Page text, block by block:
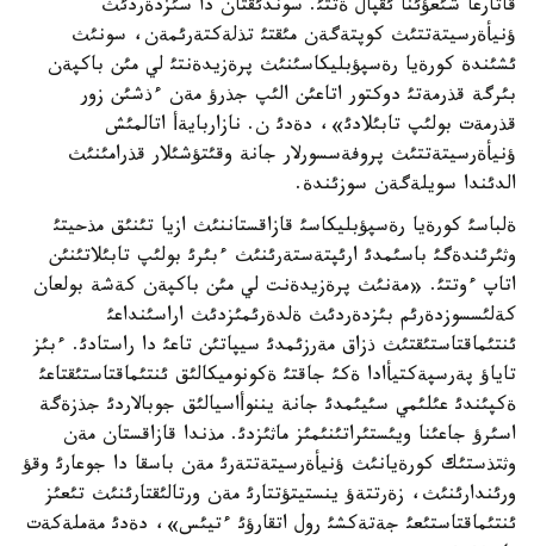
قاتارعا شئعؤئنا ئقپال ةتتئ. سوندئقتان دا سئزدةردئث
ؤنيأةرسيتةتتئث كوپتةگةن مئقتئ تذلةكتةرئمةن، سونئث
ئشئندة كورةيا رةسپؤبليكاسئنئث پرةزيدةنتئ لي مئن باكپةن
بئرگة قذرمةتئ دوكتور اتاعئن الئپ جذرؤ مةن ءذشئن زور
قذرمةت بولئپ تابئلادئ»، دةدئ ن. نازاربايةأ اتالمئش
ؤنيأةرسيتةتتئث پروفةسسورلار جانة وقئتؤشئلار قذرامئنئث
الدئندا سويلةگةن سوزئندة.
ةلباسئ كورةيا رةسپؤبليكاسئ قازاقستاننئث ازيا تئنئق مذحيتئ
وثئرئندةگئ باسئمدئ ارئپتةستةرئنئث ءبئرئ بولئپ تابئلاتئنئن
اتاپ ءوتتئ. «مةنئث پرةزيدةنت لي مئن باكپةن كةشة بولعان
كةلئسسوزدةرئم بئزدةردئث ةلدةرئمئزدئث اراسئنداعئ
ئنتئماقتاستئقتئث ذزاق مةرزئمدئ سيپاتئن تاعئ دا راستادئ. ءبئز
تاياؤ پةرسپةكتيأادا ةكئ جاقتئ ةكونوميكالئق ئنتئماقتاستئقتاعئ
ةكپئندئ عئلئمي سئيئمدئ جانة يننوأاسيالئق جوبالاردئ جذزةگة
اسئرؤ جاعئنا ويئستئراتئنئمئز ماثئزدئ. مذندا قازاقستان مةن
وثتذستئك كورةيانئث ؤنيأةرسيتةتتةرئ مةن باسقا دا جوعارئ وقؤ
ورئندارئنئث، زةرتتةؤ ينستيتؤتتارئ مةن ورتالئقتارئنئث تئعئز
ئنتئماقتاستئعئ جةتةكشئ رول اتقارؤئ ءتيئس»، دةدئ مةملةكةت